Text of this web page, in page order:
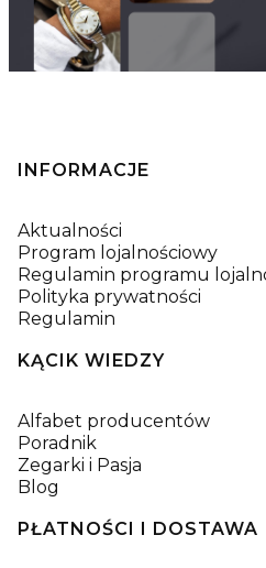
Linki w stopce
INFORMACJE
Aktualności
Program lojalnościowy
Regulamin programu
Polityka prywatności
Regulamin
KĄCIK WIEDZY
Alfabet producentów
Poradnik
Zegarki i Pasja
Blog
PŁATNOŚCI I DOSTAWA